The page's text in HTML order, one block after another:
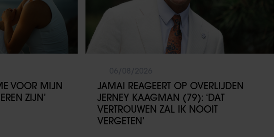
VOOR MIJN
ZIJN’
JAMAI REAGEERT OP OVERLIJDEN
JERNEY KAAGMAN (79): ‘DAT
VERTROUWEN ZAL IK NOOIT
VERGETEN’